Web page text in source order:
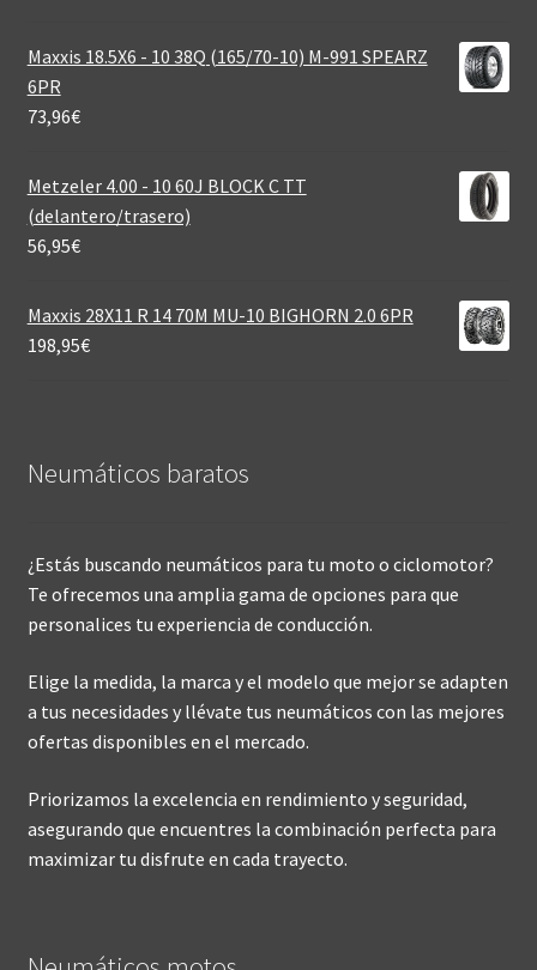
Maxxis 18.5X6 - 10 38Q (165/70-10) M-991 SPEARZ
6PR
73,96€
Metzeler 4.00 - 10 60J BLOCK C TT
(delantero/trasero)
56,95€
Maxxis 28X11 R 14 70M MU-10 BIGHORN 2.0 6PR
198,95€
Neumáticos baratos
¿Estás buscando neumáticos para tu moto o ciclomotor?
Te ofrecemos una amplia gama de opciones para que
personalices tu experiencia de conducción.
Elige la medida, la marca y el modelo que mejor se adapten
a tus necesidades y llévate tus neumáticos con las mejores
ofertas disponibles en el mercado.
Priorizamos la excelencia en rendimiento y seguridad,
asegurando que encuentres la combinación perfecta para
maximizar tu disfrute en cada trayecto.